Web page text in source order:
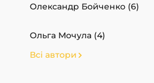
Олександр Бойченко (6)
Ольга Мочула (4)
Всі автори